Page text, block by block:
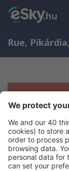
Sajnos
Próbáld meg